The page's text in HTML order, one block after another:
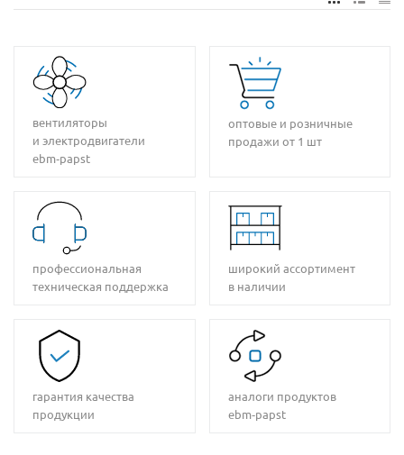
вентиляторы
и электродвигатели
ebm‑papst
оптовые и розничные
продажи от 1 шт
профессиональная
техническая поддержка
широкий ассортимент
в наличии
гарантия качества
продукции
аналоги продуктов
ebm‑papst